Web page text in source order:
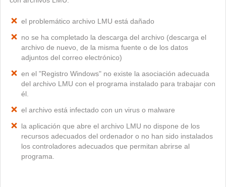
el problemático archivo LMU está dañado
no se ha completado la descarga del archivo (descarga el
archivo de nuevo, de la misma fuente o de los datos
adjuntos del correo electrónico)
en el "Registro Windows" no existe la asociación adecuada
del archivo LMU con el programa instalado para trabajar con
él.
el archivo está infectado con un virus o malware
la aplicación que abre el archivo LMU no dispone de los
recursos adecuados del ordenador o no han sido instalados
los controladores adecuados que permitan abrirse al
programa.